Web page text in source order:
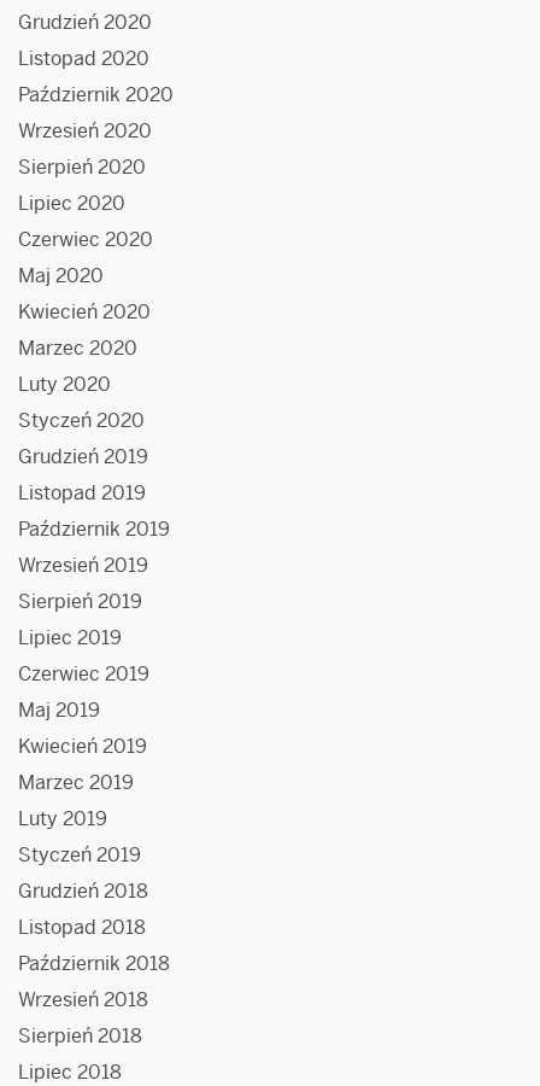
Grudzień 2020
Listopad 2020
Październik 2020
Wrzesień 2020
Sierpień 2020
Lipiec 2020
Czerwiec 2020
Maj 2020
Kwiecień 2020
Marzec 2020
Luty 2020
Styczeń 2020
Grudzień 2019
Listopad 2019
Październik 2019
Wrzesień 2019
Sierpień 2019
Lipiec 2019
Czerwiec 2019
Maj 2019
Kwiecień 2019
Marzec 2019
Luty 2019
Styczeń 2019
Grudzień 2018
Listopad 2018
Październik 2018
Wrzesień 2018
Sierpień 2018
Lipiec 2018